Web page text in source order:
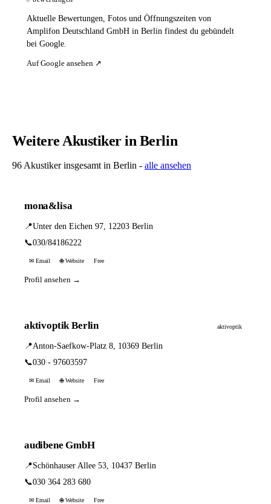
Aktuelle Bewertungen, Fotos und Öffnungszeiten von
Amplifon Deutschland GmbH in Berlin findest du gebündelt
bei Google.
Auf Google ansehen ↗
Weitere Akustiker in Berlin
96 Akustiker insgesamt in Berlin - alle ansehen
mona&lisa
📍Unter den Eichen 97, 12203 Berlin
📞030/84186222
✉ Email 🌐 Website Free
Profil ansehen →
aktivoptik Berlin aktivoptik
📍Anton-Saefkow-Platz 8, 10369 Berlin
📞030 - 97603597
✉ Email 🌐 Website Free
Profil ansehen →
audibene GmbH
📍Schönhauser Allee 53, 10437 Berlin
📞030 364 283 680
✉ Email 🌐 Website Free